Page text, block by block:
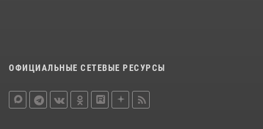
ОФИЦИАЛЬНЫЕ СЕТЕВЫЕ РЕСУРСЫ